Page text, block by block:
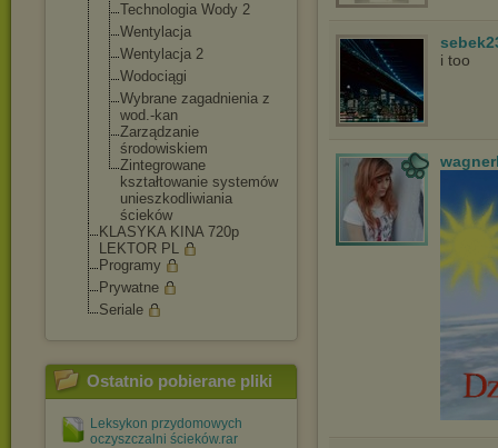
Technologia Wody 2
Wentylacja
Wentylacja 2
Wodociągi
Wybrane zagadnienia z
wod.-kan
Zarządzanie
środowiskiem
Zintegrowane
kształtowanie systemów
unieszkodliwiania
ścieków
KLASYKA KINA 720p
LEKTOR PL
Programy
Prywatne
Seriale
Ostatnio pobierane pliki
Leksykon przydomowych
oczyszczalni ścieków.rar
i too